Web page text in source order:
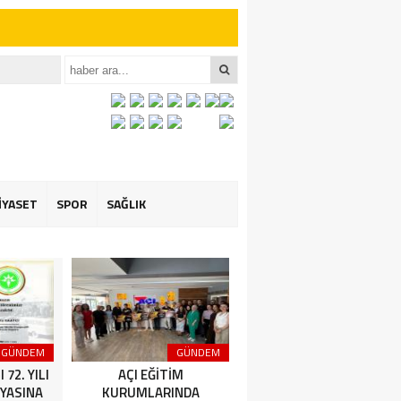
İçin Anlamlı
SPOR SAĞLIK
GÜNDEM
72. YILI
GÜNDEM
AÇI EĞİTİM
KURUMLARINDA